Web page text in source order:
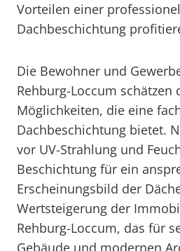
Vorteilen einer
Dachbeschichtung
Die Bewohner und
Rehburg-Loccum schätzen
Möglichkeiten, die eine
Dachbeschichtung bietet.
vor UV-Strahlung und
Beschichtung für ein
Erscheinungsbild der
Wertsteigerung der
Rehburg-Loccum, das für
Gebäude und modernen